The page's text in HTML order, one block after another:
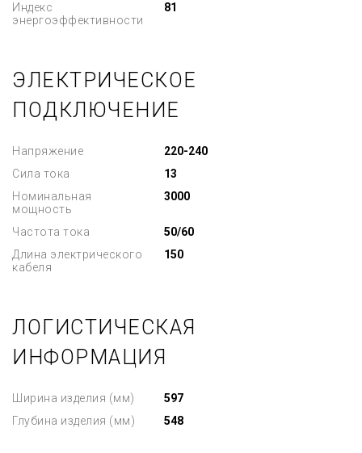
Индекс
энергоэффективности
81
ЭЛЕКТРИЧЕСКОЕ
ПОДКЛЮЧЕНИЕ
Напряжение
220-240
Сила тока
13
Номинальная
мощность
3000
Частота тока
50/60
Длина электрического
кабеля
150
ЛОГИСТИЧЕСКАЯ
ИНФОРМАЦИЯ
Ширина изделия (мм)
597
Глубина изделия (мм)
548